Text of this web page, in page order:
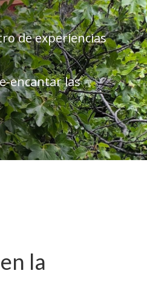
de experiencias
encantar las
la